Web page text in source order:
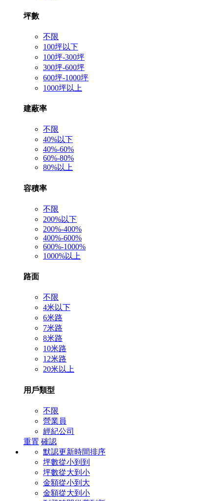
坪數
不限
100坪以下
100坪-300坪
300坪-600坪
600坪-1000坪
1000坪以上
建蔽率
不限
40%以下
40%-60%
60%-80%
80%以上
容積率
不限
200%以下
200%-400%
400%-600%
600%-1000%
1000%以上
路面
不限
4米以下
6米路
7米路
8米路
10米路
12米路
20米以上
用戶類型
不限
營業員
經紀公司
重置 確認
默認更新時間排序
坪數從小到到
坪數從大到小
金額從小到大
金額從大到小